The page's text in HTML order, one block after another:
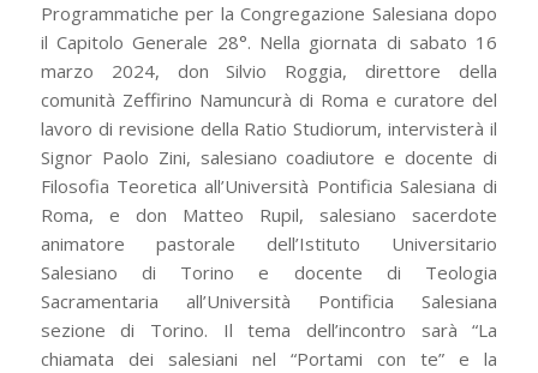
Programmatiche per la Congregazione Salesiana dopo
il Capitolo Generale 28°. Nella giornata di sabato 16
marzo 2024, don Silvio Roggia, direttore della
comunità Zeffirino Namuncurà di Roma e curatore del
lavoro di revisione della Ratio Studiorum, intervisterà il
Signor Paolo Zini, salesiano coadiutore e docente di
Filosofia Teoretica all’Università Pontificia Salesiana di
Roma, e don Matteo Rupil, salesiano sacerdote
animatore pastorale dell’Istituto Universitario
Salesiano di Torino e docente di Teologia
Sacramentaria all’Università Pontificia Salesiana
sezione di Torino. Il tema dell’incontro sarà “La
chiamata dei salesiani nel “Portami con te” e la